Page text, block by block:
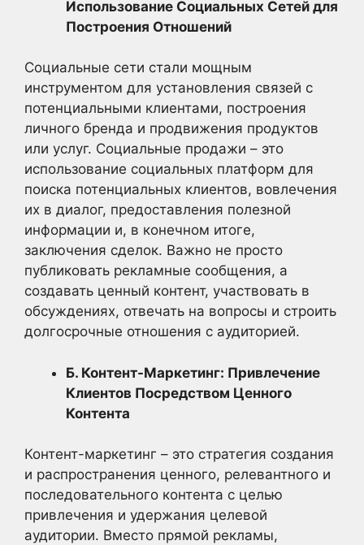
Использование Социальных Сетей для
Построения Отношений
Социальные сети стали мощным
инструментом для установления связей с
потенциальными клиентами, построения
личного бренда и продвижения продуктов
или услуг. Социальные продажи – это
использование социальных платформ для
поиска потенциальных клиентов, вовлечения
их в диалог, предоставления полезной
информации и, в конечном итоге,
заключения сделок. Важно не просто
публиковать рекламные сообщения, а
создавать ценный контент, участвовать в
обсуждениях, отвечать на вопросы и строить
долгосрочные отношения с аудиторией.
Б. Контент-Маркетинг: Привлечение
Клиентов Посредством Ценного
Контента
Контент-маркетинг – это стратегия создания
и распространения ценного, релевантного и
последовательного контента с целью
привлечения и удержания целевой
аудитории. Вместо прямой рекламы,